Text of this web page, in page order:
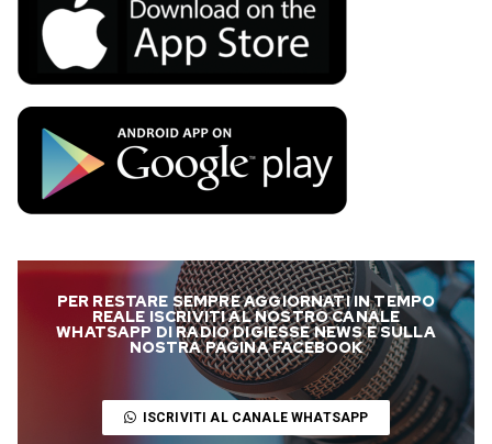
PER RESTARE SEMPRE AGGIORNATI IN TEMPO
REALE ISCRIVITI AL NOSTRO CANALE
WHATSAPP DI RADIO DIGIESSE NEWS E SULLA
NOSTRA PAGINA FACEBOOK
ISCRIVITI AL CANALE WHATSAPP